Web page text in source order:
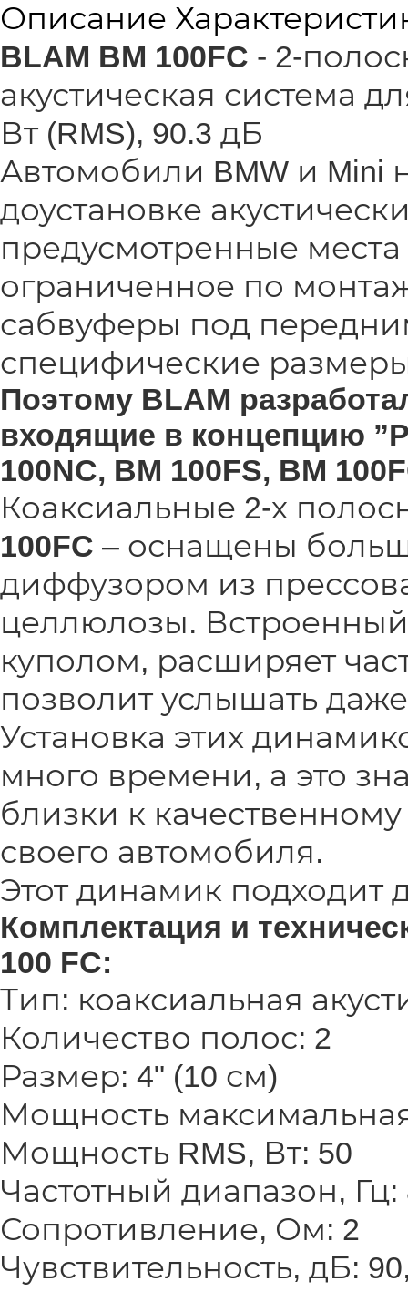
Описание
BLAM BM 100FC - 2-
акустическая система
Вт (RMS), 90.3 дБ
Автомобили BMW и Mini
доустановке
предусмотренные
ограниченное по
сабвуферы под
специфические
Поэтому BLAM
входящие в концепцию
100NC, BM 100FS, BM
Коаксиальные 2-х
100FC – оснащены
диффузором из
целлюлозы.
куполом, расширяет
позволит услышать
Установка этих
много времени, а это
близки к
своего автомобиля.
Этот динамик подходит
Комплектация и
100 FC:
Тип: коаксиальная
Количество полос: 2
Размер: 4" (10 см)
Мощность
Мощность RMS, Вт: 50
Частотный диапазон, Гц:
Сопротивление, Ом: 2
Чувствительность, дБ: